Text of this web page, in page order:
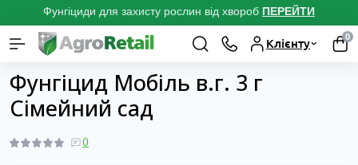
Фунгіциди для захисту рослин від хвороб ПЕРЕЙТИ
Клієнту
0
Каталог товарів Засоби захисту рослин Фунгіциди від хвороб
Фунгіцид Мобіль в.г. 3 г
Сімейний сад
0